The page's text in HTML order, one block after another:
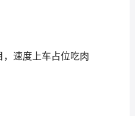
速度上车占位吃肉